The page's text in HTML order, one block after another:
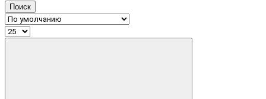
Поиск